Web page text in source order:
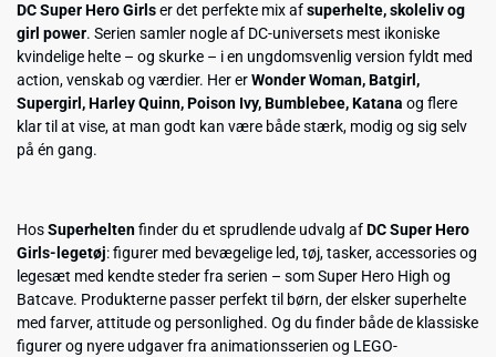
DC Super Hero Girlser det perfekte mix afsuperhelte, skoleliv og
girl power. Serien samler nogle af DC-universets mest ikoniske
kvindelige helte – og skurke – i en ungdomsvenlig version fyldt med
action, venskab og værdier. Her erWonder Woman, Batgirl,
Supergirl, Harley Quinn, Poison Ivy, Bumblebee, Katana og flere
klar til at vise, at man godt kan være både stærk, modig og sig selv
på én gang.
HosSuperheltenfinder du et sprudlende udvalg afDC Super Hero
Girls-legetøj: figurer med bevægelige led, tøj, tasker, accessories og
legesæt med kendte steder fra serien – som Super Hero High og
Batcave. Produkterne passer perfekt til børn, der elsker superhelte
med farver, attitude og personlighed. Og du finder både de klassiske
figurer og nyere udgaver fra animationsserien og LEGO-